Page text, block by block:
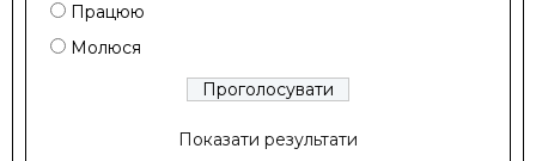
Працюю
Молюся
Показати результати